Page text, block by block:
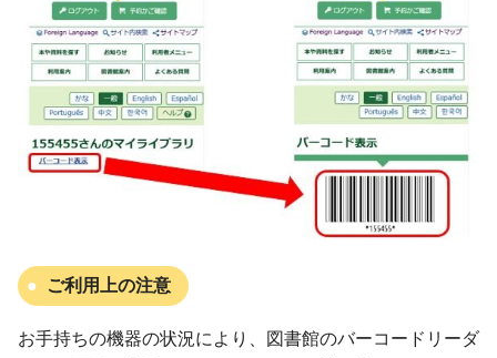
ご利用上の注意
お手持ちの機器の状況により、図書館のバーコードリーダ